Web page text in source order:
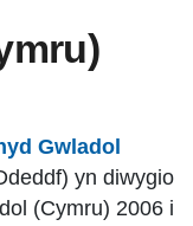
Gwladol
yn diwygio
(Cymru) 2006 i